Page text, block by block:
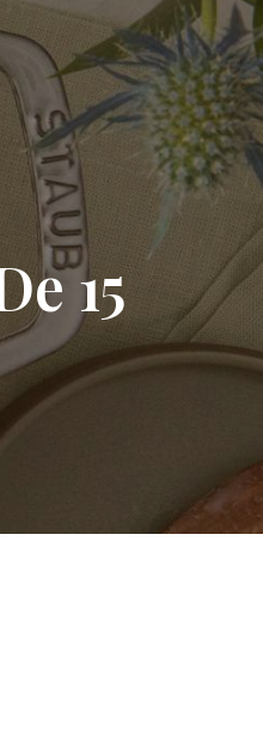
15